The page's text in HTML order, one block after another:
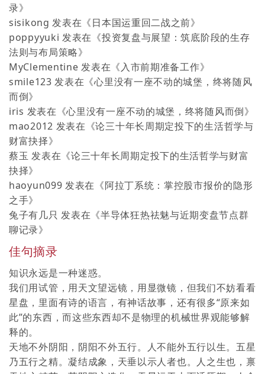
录》
sisikong 发表在《日本国运重回二战之前》
poppyyuki 发表在《投资复盘与展望：筑底阶段的生存
法则与布局策略》
MyClementine 发表在《入市前期准备工作》
smile123 发表在《心里没有一座不动的城堡，终将随风
而倒》
iris 发表在《心里没有一座不动的城堡，终将随风而倒》
mao2012 发表在《论三十年长周期定投下的生活哲学与
财富抉择》
蔡玉 发表在《论三十年长周期定投下的生活哲学与财富
抉择》
haoyun099 发表在《阿拉丁系统：掌控股市报价的隐形
之手》
兔子有几只 发表在《半导体狂热祛魅与近期变盘节点群
聊记录》
佳句摘录
知识永远是一种迷惑。
我们用试管，用天文望远镜，用显微镜，但我们不妨看看
星盘，里面有诗的语言，有神话故事，还有很多“原来如
此”的东西，而这些东西却不是物理的机械世界观能够解
释的。
天地不外阴阳，阴阳不外五行。人不能外五行以生。五星
乃五行之精。凝结成象，天垂以示人者也。人之生也，禀